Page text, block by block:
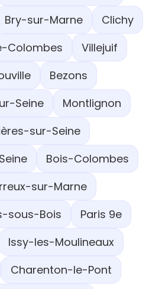
Bry-sur-Marne
Clichy
Colombes
Villejuif
Bezons
Seine
Montlignon
sur-Seine
Bois-Colombes
sur-Marne
sous-Bois
Paris 9e
Issy-les-Moulineaux
Charenton-le-Pont